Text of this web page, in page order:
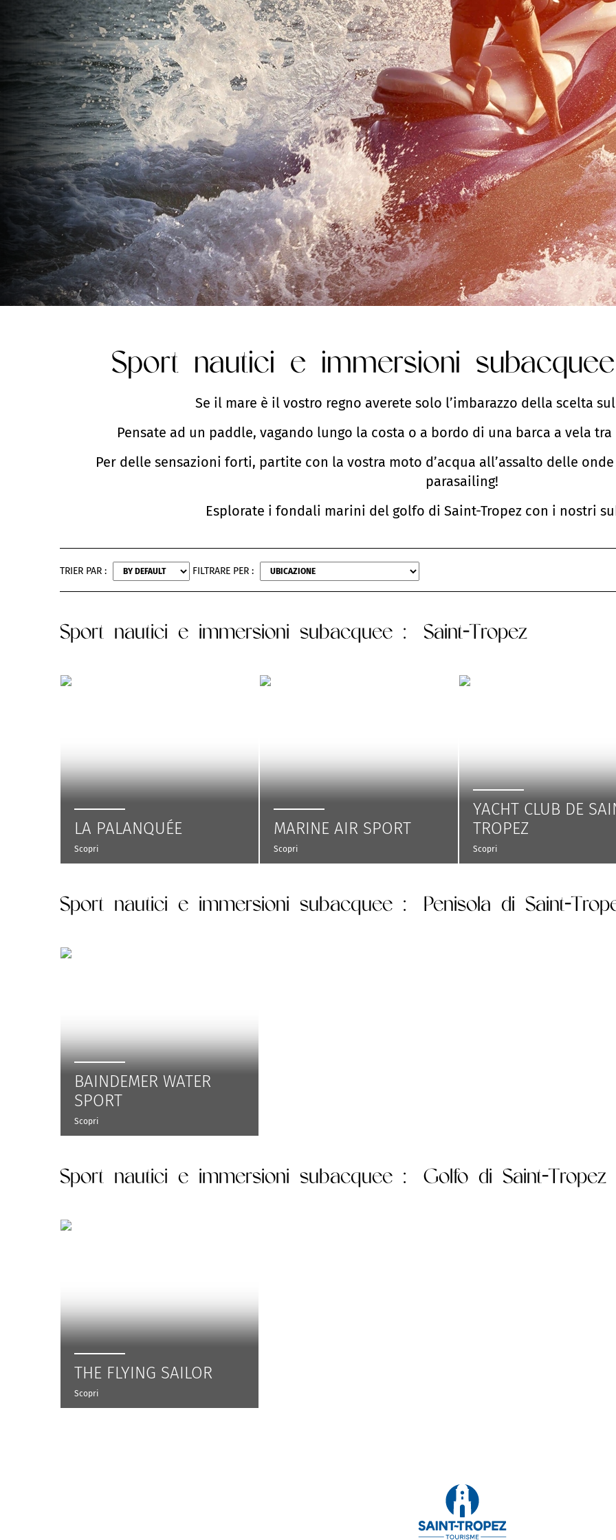
Sport nautici e immersioni
Se il mare è il vostro regno averete solo l’imbarazzo della scelta
Pensate ad un paddle, vagando lungo la costa o a bordo di una barca a vela
Per delle sensazioni forti, partite con la vostra moto d’acqua all’assalto delle
parasailing!
Esplorate i fondali marini del golfo di Saint-Tropez con i nostri
TRIER PAR : FILTRARE PER :
Sport nautici e immersioni subacquee : Saint-Tropez
LA PALANQUÉE
Scopri
MARINE AIR SPORT
Scopri
YACHT CLUB DE
TROPEZ
Scopri
Sport nautici e immersioni subacquee : Penisola di Saint-
BAINDEMER WATER
SPORT
Scopri
Sport nautici e immersioni subacquee : Golfo di Saint-Tropez
THE FLYING SAILOR
Scopri